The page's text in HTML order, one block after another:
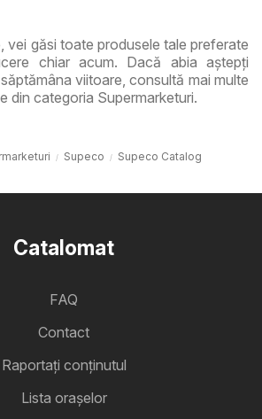
vei găsi toate produsele tale preferate
chiar acum. Dacă abia aștepți
viitoare, consultă mai multe
din categoria Supermarketuri.
Supeco Supeco Catalog
Catalomat
FAQ
Contact
Raportați conținutul
Lista oraşelor